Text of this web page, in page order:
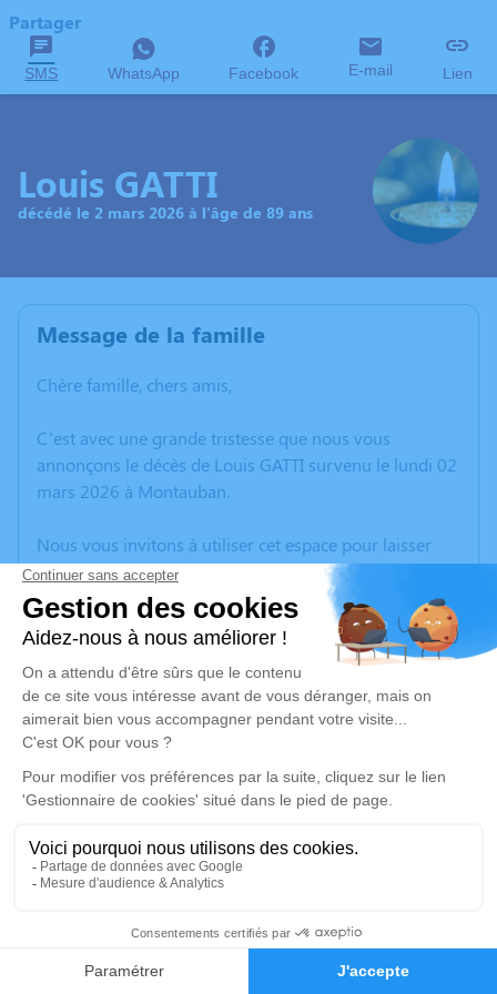
Faire-part Hommages
Partager
SMS WhatsApp Facebook E-mail Lien
Louis GATTI
décédé le 2 mars 2026 à l'âge de 89 ans
Message de la famille
Chère famille, chers amis,
C’est avec une grande tristesse que nous vous
annonçons le décès de Louis GATTI survenu le lundi 02
mars 2026 à Montauban.
Nous vous invitons à utiliser cet espace pour laisser
vos condoléances, partager des photos souvenirs, une
anecdote ou exprimer vos pensées à travers des
poèmes ou des textes. Cet endroit est un lieu
d'expression dédié à honorer la mémoire de Louis
GATTI.
Un service de plantation d’arbre hommage est
disponible ici.
Je rends hommage
Cérémonie religieuse
Église Notre Dame de la Visitation de
Montech